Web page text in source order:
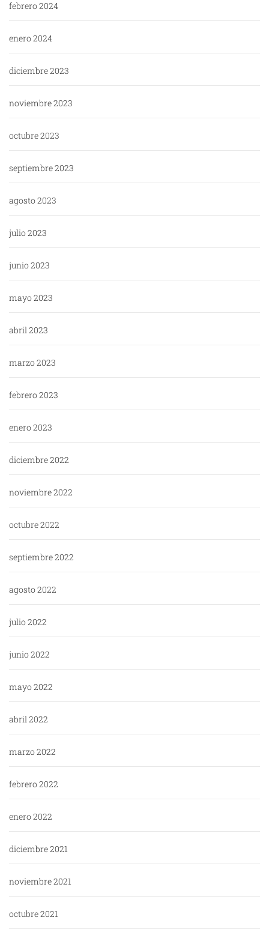
febrero 2024
enero 2024
diciembre 2023
noviembre 2023
octubre 2023
septiembre 2023
agosto 2023
julio 2023
junio 2023
mayo 2023
abril 2023
marzo 2023
febrero 2023
enero 2023
diciembre 2022
noviembre 2022
octubre 2022
septiembre 2022
agosto 2022
julio 2022
junio 2022
mayo 2022
abril 2022
marzo 2022
febrero 2022
enero 2022
diciembre 2021
noviembre 2021
octubre 2021